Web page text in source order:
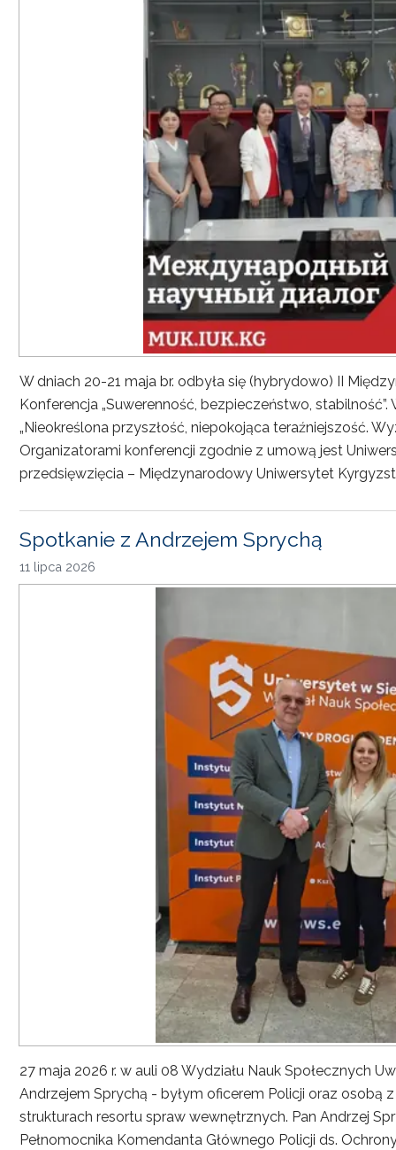
W dniach 20-21 maja br. odbyła się (hybrydowo) II
Konferencja „Suwerenność, bezpieczeństwo,
„Nieokreślona przyszłość, niepokojąca teraźniejszość.
Organizatorami konferencji zgodnie z umową jest
przedsięwzięcia – Międzynarodowy Uniwersytet
Spotkanie z Andrzejem Sprychą
11 lipca 2026
27 maja 2026 r. w auli 08 Wydziału Nauk Społecznych
Andrzejem Sprychą - byłym oficerem Policji oraz osobą
strukturach resortu spraw wewnętrznych. Pan Andrzej
Pełnomocnika Komendanta Głównego Policji ds.